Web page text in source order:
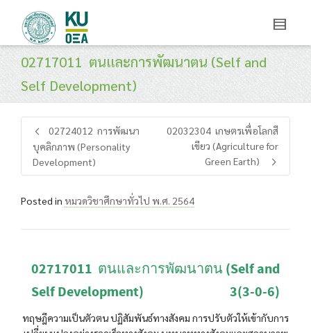
02717011 ตนและการพัฒนาตน (Self and
Self Development)
02724012 การพัฒนา
บุคลิกภาพ (Personality
Development)
02032304 เกษตรเพื่อโลกสี
เขียว (Agriculture for
Green Earth)
Posted in หมวดวิชาศึกษาทั่วไป พ.ศ. 2564
02717011 ตนและการพัฒนาตน (Self and
Self Development) 3(3-0-6)
ทฤษฎีความเป็นตัวตน ปฏิสัมพันธ์ทางสังคม การปรับตัวให้เข้ากับการ